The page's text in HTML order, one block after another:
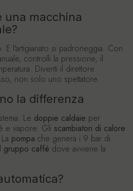
una macchina
E l'artigianato si padroneggia. Con
controlli la pressione, il
Diventi il direttore
non solo uno spettatore.
la differenza
Le doppie caldaie per
e vapore. Gli scambiatori di calore
pompa che genera i 9 bar di
gruppo caffè dove avviene la